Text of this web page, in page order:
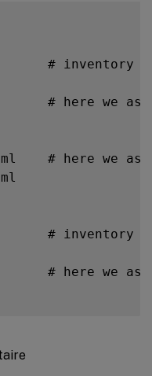
# <--
j2   # < -- ---- -
#
# < --
#
# <--
#
# < -- role
# roles can
# inventory
# here we
# here we
# inventory
# here we
. yml